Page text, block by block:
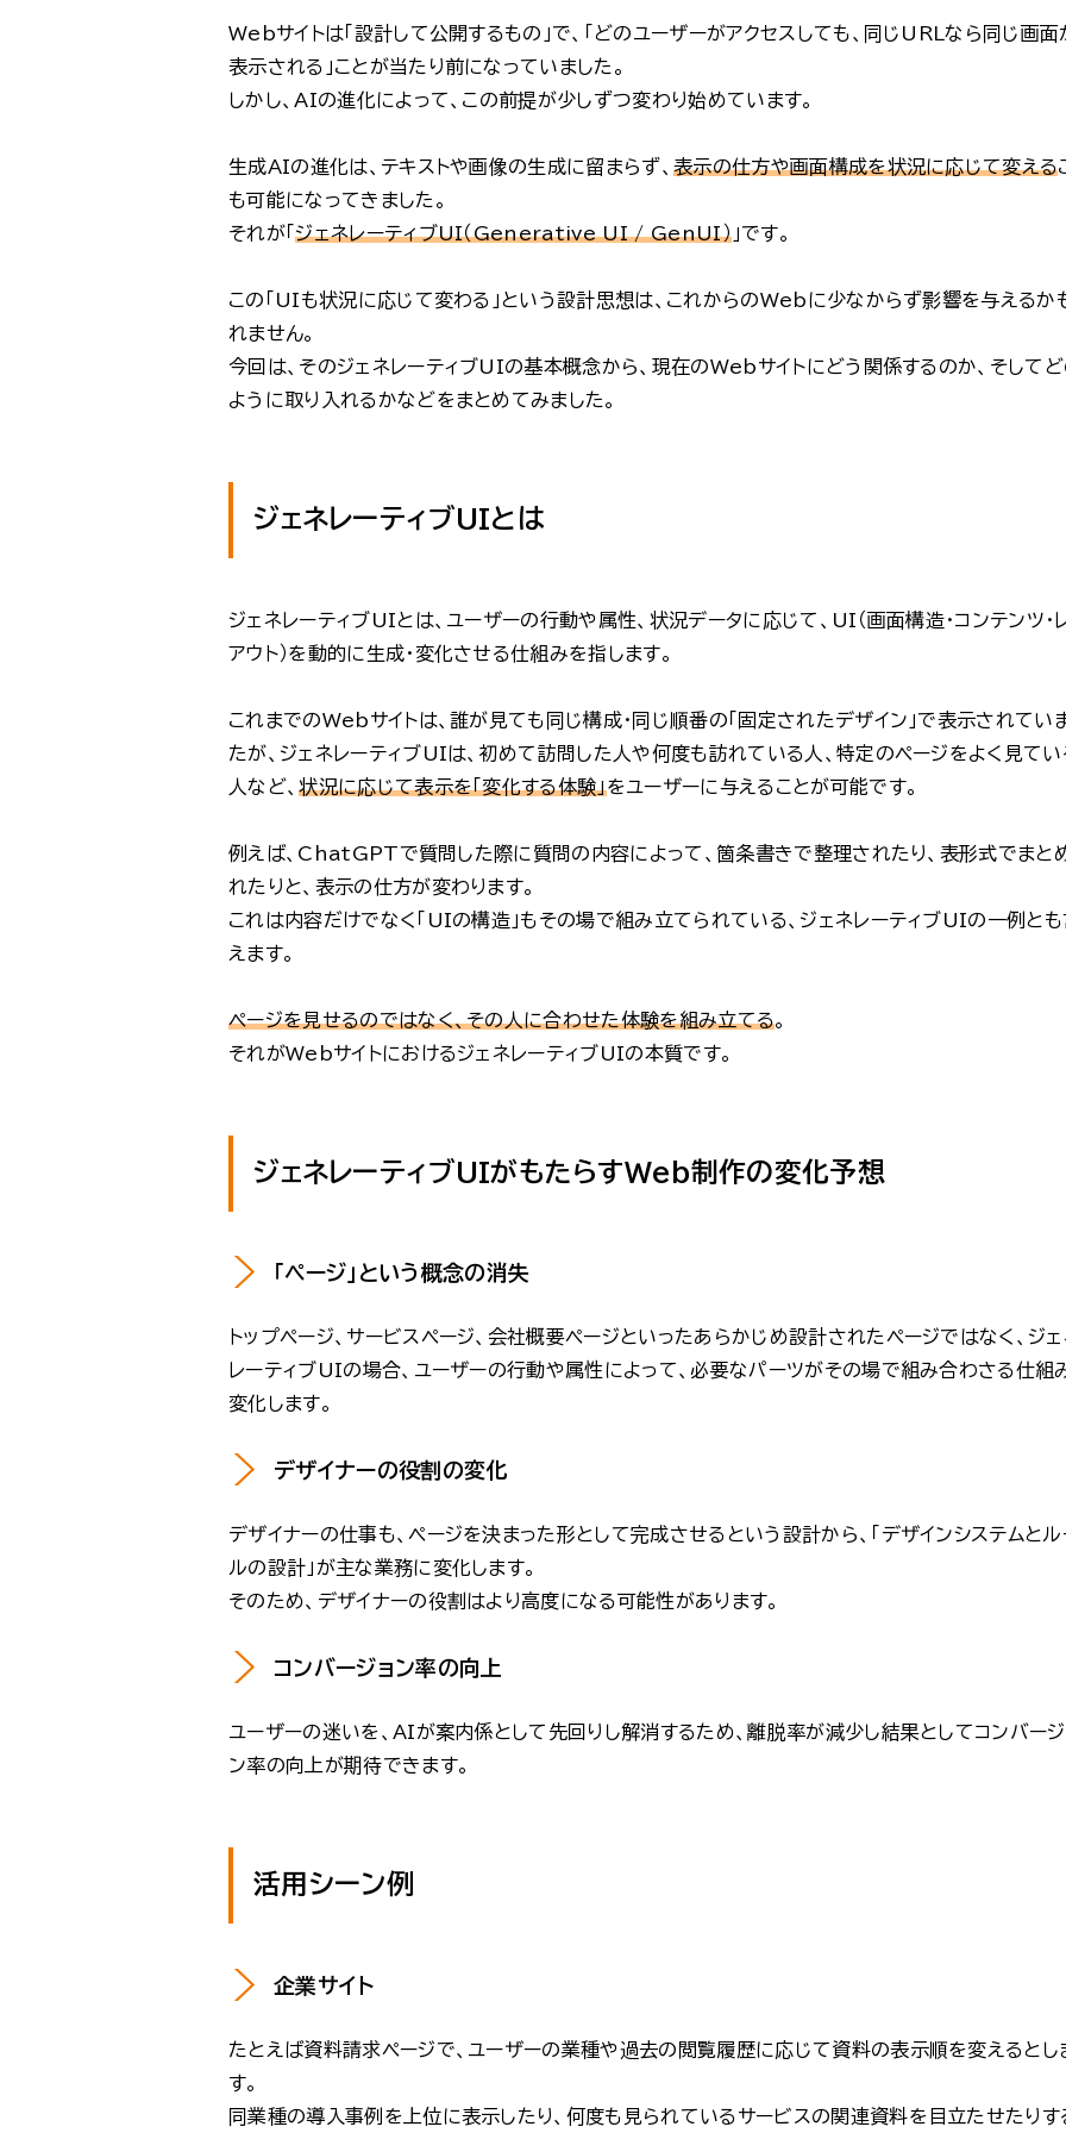
Webサイトは「設計して公開するもの」で、「どのユーザーがアクセスしても、同じURLなら同じ画面
表示される」ことが当たり前になっていました。
しかし、AIの進化によって、この前提が少しずつ変わり始めています。
生成AIの進化は、テキストや画像の生成に留まらず、表示の仕方や画面構成を状況に応じて変える
も可能になってきました。
それが「ジェネレーティブUI（Generative UI / GenUI）」です。
この「UIも状況に応じて変わる」という設計思想は、これからのWebに少なからず影響を与えるか
れません。
今回は、そのジェネレーティブUIの基本概念から、現在のWebサイトにどう関係するのか、そして
ように取り入れるかなどをまとめてみました。
ジェネレーティブUIとは
ジェネレーティブUIとは、ユーザーの行動や属性、状況データに応じて、UI（画面構造・コンテンツ・
アウト）を動的に生成・変化させる仕組みを指します。
これまでのWebサイトは、誰が見ても同じ構成・同じ順番の「固定されたデザイン」で表示されてい
たが、ジェネレーティブUIは、初めて訪問した人や何度も訪れている人、特定のページをよく見てい
人など、状況に応じて表示を「変化する体験」をユーザーに与えることが可能です。
例えば、ChatGPTで質問した際に質問の内容によって、箇条書きで整理されたり、表形式でまと
れたりと、表示の仕方が変わります。
これは内容だけでなく「UIの構造」もその場で組み立てられている、ジェネレーティブUIの一例と
えます。
ページを見せるのではなく、その人に合わせた体験を組み立てる。
それがWebサイトにおけるジェネレーティブUIの本質です。
ジェネレーティブUIがもたらすWeb制作の変化予想
「ページ」という概念の消失
トップページ、サービスページ、会社概要ページといったあらかじめ設計されたページではなく、ジ
レーティブUIの場合、ユーザーの行動や属性によって、必要なパーツがその場で組み合わさる仕組
変化します。
デザイナーの役割の変化
デザイナーの仕事も、ページを決まった形として完成させるという設計から、「デザインシステムとル
ルの設計」が主な業務に変化します。
そのため、デザイナーの役割はより高度になる可能性があります。
コンバージョン率の向上
ユーザーの迷いを、AIが案内係として先回りし解消するため、離脱率が減少し結果としてコンバージ
ン率の向上が期待できます。
活用シーン例
企業サイト
たとえば資料請求ページで、ユーザーの業種や過去の閲覧履歴に応じて資料の表示順を変えるとし
す。
同業種の導入事例を上位に表示したり、何度も見られているサービスの関連資料を目立たせたりす